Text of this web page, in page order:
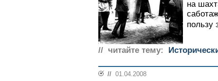
на
пользу
// читайте тему:
// 01.04.2008